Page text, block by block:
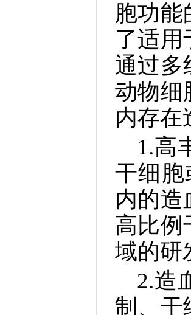
胞功能
了适用
通过多
动物细
内存在
1.高
干细胞
内的造
高比例
域的研
2.造
制、干